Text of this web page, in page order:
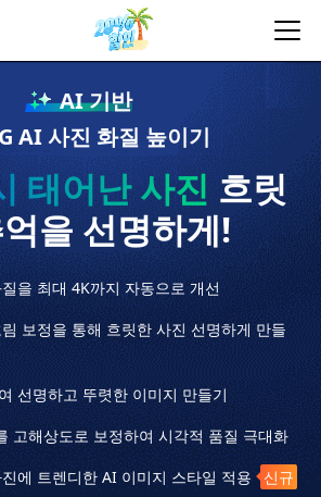
AI 기반
AI 사진 화질 높이기
태어난 사진흐릿
을 선명하게!
을 최대 4K까지 자동으로 개선
보정을 통해 흐릿한 사진 선명하게 만들
선명하고 뚜렷한 이미지 만들기
고해상도로 보정하여 시각적 품질 극대화
에 트렌디한 AI 이미지 스타일 적용
신규